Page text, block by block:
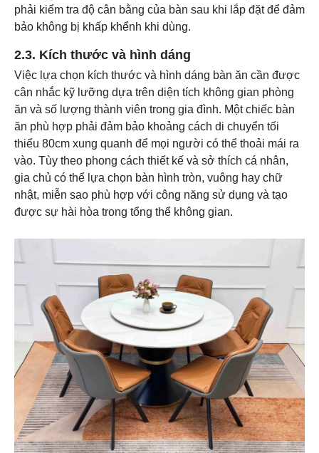
(Cẩm thạch)
Từ 2.000.000
– 6.000.000
– Có khả
được bảo
dưỡng đúng
cách, giúp
tiết kiệm thời
gian làm
sạch
gian,
hoặc
sáng
trong
– Cần
dưỡng
thường
xuyên
thấm
Đá quartz
(thạch anh
Giá từ
2.800.000 –
12.000.000/
– Độ bền và
độ cứng cao,
giúp chống
trầy xước và
chống nứt
– Đa dạng
trong màu
sắc, mẫu mã,
kích thước
cùng hoa văn
tinh tế mô
–
dụng
vực
vì có
phai
phải kiểm tra độ cân bằng của bàn sau khi lắp đặt để đảm
bảo không bị khấp khểnh khi dùng.
2.3. Kích thước và hình dáng
Việc lựa chọn kích thước và hình dáng bàn ăn cần được
cân nhắc kỹ lưỡng dựa trên diện tích không gian phòng
ăn và số lượng thành viên trong gia đình. Một chiếc bàn
ăn phù hợp phải đảm bảo khoảng cách di chuyển tối
thiểu 80cm xung quanh để mọi người có thể thoải mái ra
vào. Tùy theo phong cách thiết kế và sở thích cá nhân,
gia chủ có thể lựa chọn bàn hình tròn, vuông hay chữ
nhật, miễn sao phù hợp với công năng sử dụng và tạo
được sự hài hòa trong tổng thể không gian.